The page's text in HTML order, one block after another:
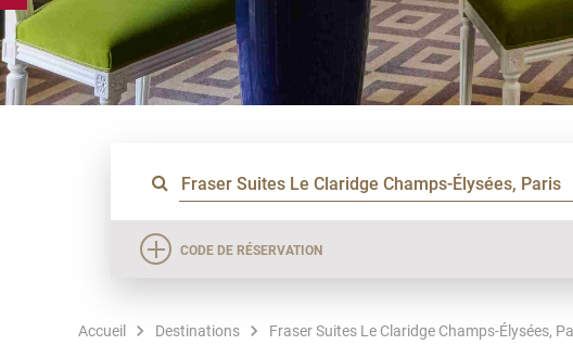
CODE DE RÉSERVATION
Accueil Destinations Fraser Suites Le Claridge Champs-Élysées,